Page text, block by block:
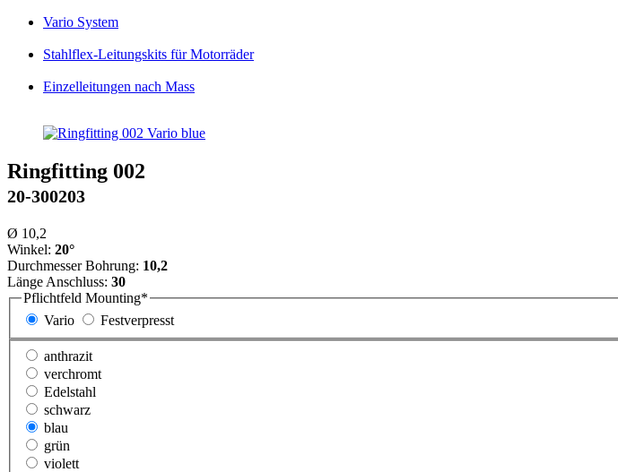
Vario System
Stahlflex-Leitungskits für Motorräder
Einzelleitungen nach Mass
Ringfitting 002
20-300203
Ø 10,2
Winkel: 20°
Durchmesser Bohrung: 10,2
Länge Anschluss: 30
Pflichtfeld Mounting*
Vario
Festverpresst
anthrazit
verchromt
Edelstahl
schwarz
blau
grün
violett